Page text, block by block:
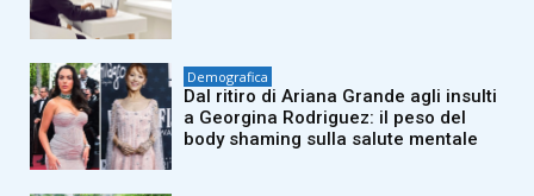
Demografica
Dal ritiro di Ariana Grande agli insulti
a Georgina Rodriguez: il peso del
body shaming sulla salute mentale